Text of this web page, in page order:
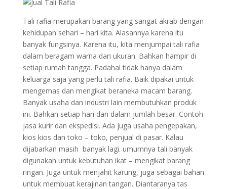
Tali rafia merupakan barang yang sangat akrab dengan
kehidupan sehari – hari kita. Alasannya karena itu
banyak fungsinya. Karena itu, kita menjumpai tali rafia
dalam beragam warna dan ukuran. Bahkan hampir di
setiap rumah tangga. Padahal tidak hanya dalam
keluarga saja yang perlu tali rafia. Baik dipakai untuk
mengemas dan mengikat beraneka macam barang.
Banyak usaha dan industri lain membutuhkan produk
ini. Bahkan setiap hari dan dalam jumlah besar. Contoh
jasa kurir dan ekspedisi. Ada juga usaha pengepakan,
kios kios dan toko – toko, penjual di pasar. Kalau
dijabarkan masih banyak lagi. umumnya tali banyak
digunakan untuk kebutuhan ikat – mengikat barang
ringan. Juga untuk menjahit karung, juga sebagai bahan
untuk membuat kerajinan tangan. Diantaranya tas